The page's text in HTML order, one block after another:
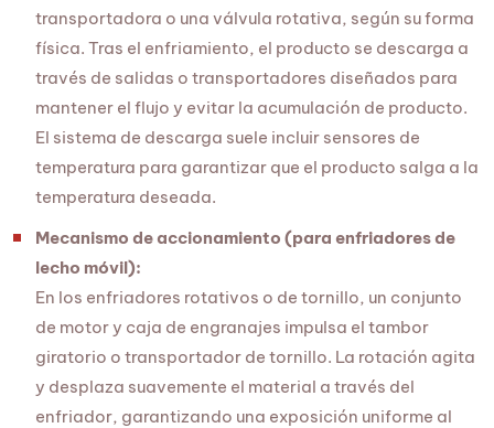
transportadora o una válvula rotativa, según su forma
física. Tras el enfriamiento, el producto se descarga a
través de salidas o transportadores diseñados para
mantener el flujo y evitar la acumulación de producto.
El sistema de descarga suele incluir sensores de
temperatura para garantizar que el producto salga a la
temperatura deseada.
Mecanismo de accionamiento (para enfriadores de
lecho móvil):
En los enfriadores rotativos o de tornillo, un conjunto
de motor y caja de engranajes impulsa el tambor
giratorio o transportador de tornillo. La rotación agita
y desplaza suavemente el material a través del
enfriador, garantizando una exposición uniforme al